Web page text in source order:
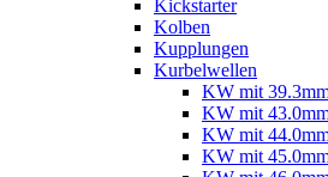
Kickstarter
Kolben
Kupplungen
Kurbelwellen
KW mit
KW mit
KW mit
KW mit